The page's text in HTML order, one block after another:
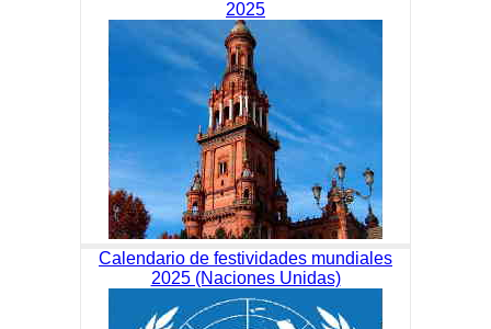
2025
Calendario de festividades mundiales
2025 (Naciones Unidas)